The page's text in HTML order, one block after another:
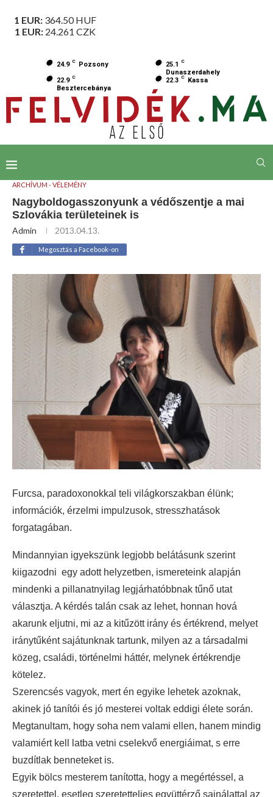
1 EUR: 364.50HUF
1 EUR: 24.261 CZK
24.9 C Pozsony 25.1 C
Dunaszerdahely
22.9 C
Besztercebánya
22.3 C Kassa
ARCHÍVUM - VÉLEMÉNY
Nagyboldogasszonyunk a védőszentje a mai
Szlovákia területeinek is
Admin 2013.04.13.
Megosztás a Facebook-on
Furcsa, paradoxonokkal teli világkorszakban élünk;
információk, érzelmi impulzusok, stresszhatások
forgatagában.
Mindannyian igyekszünk legjobb belátásunk szerint
kiigazodni egy adott helyzetben, ismereteink alapján
mindenki a pillanatnyilag legjárhatóbbnak tűnő utat
választja. A kérdés talán csak az lehet, honnan hová
akarunk eljutni, mi az a kitűzött irány és értékrend, melyet
iránytűként sajátunknak tartunk, milyen az a társadalmi
közeg, családi, történelmi háttér, melynek értékrendje
kötelez.
Szerencsés vagyok, mert én egyike lehetek azoknak,
akinek jó tanítói és jó mesterei voltak eddigi élete során.
Megtanultam, hogy soha nem valami ellen, hanem mindig
valamiért kell latba vetni cselekvő energiáimat, s erre
buzdítlak benneteket is.
Egyik bölcs mesterem tanította, hogy a megértéssel, a
szeretettel, esetleg szeretetteljes együttérző sajnálattal az